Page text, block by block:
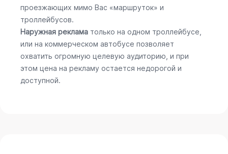
проезжающих мимо Вас «маршруток» и
троллейбусов.
Наружная реклама только на одном троллейбусе,
или на коммерческом автобусе позволяет
охватить огромную целевую аудиторию, и при
этом цена на рекламу остается недорогой и
доступной.